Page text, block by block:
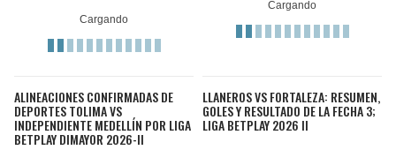
ALINEACIONES CONFIRMADAS DE
DEPORTES TOLIMA VS
INDEPENDIENTE MEDELLÍN POR LIGA
BETPLAY DIMAYOR 2026-II
LLANEROS VS FORTALEZA: RESUMEN,
GOLES Y RESULTADO DE LA FECHA 3;
LIGA BETPLAY 2026 II